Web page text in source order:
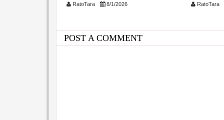
विश्वसनीयता र गुणस्तरमा जोड
RatoTara 8/1/2026 RatoTara
POST A COMMENT